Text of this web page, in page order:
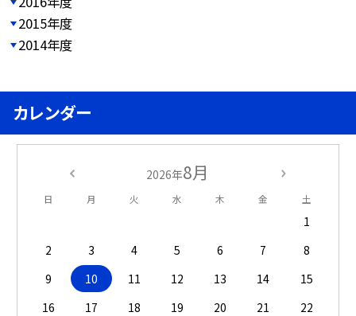
2015年度
2014年度
カレンダー
2026年8月
日 月 火 水 木 金 土
1
2
3 4 5 6 7
8
9
10 11 12 13 14
15
16
17 18 19 20 21
22